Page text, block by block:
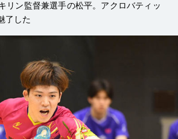
リン監督兼選手の松平。アクロバティッ
了した